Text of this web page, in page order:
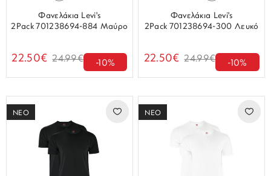
Φανελάκια Levi's
2Pack 701238694-884 Μαύρο
22.50€ 24.99€ -10%
Φανελάκια Levi's
2Pack 701238694-300 Λευκό
22.50€ 24.99€ -10%
ΝΕΟ ΝΕΟ